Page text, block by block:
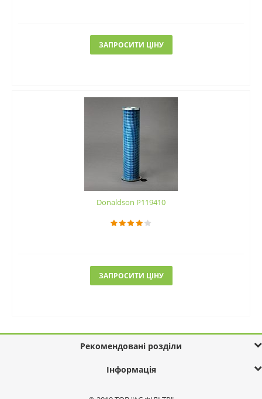
ЗАПРОСИТИ ЦІНУ
Donaldson P119410
ЗАПРОСИТИ ЦІНУ
Рекомендовані розділи
Інформація